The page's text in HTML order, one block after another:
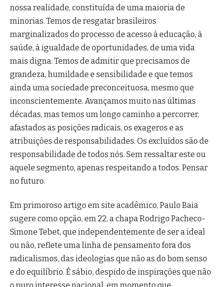
nossa realidade, constituída de uma maioria de
minorias. Temos de resgatar brasileiros
marginalizados do processo de acesso à educação, à
saúde, à igualdade de oportunidades, de uma vida
mais digna. Temos de admitir que precisamos de
grandeza, humildade e sensibilidade e que temos
ainda uma sociedade preconceituosa, mesmo que
inconscientemente. Avançamos muito nas últimas
décadas, mas temos um longo caminho a percorrer,
afastados as posições radicais, os exageros e as
atribuições de responsabilidades. Os excluídos são de
responsabilidade de todos nós. Sem ressaltar este ou
aquele segmento, apenas respeitando a todos. Pensar
no futuro.
Em primoroso artigo em site acadêmico, Paulo Baia
sugere como opção, em 22, a chapa Rodrigo Pacheco-
Simone Tebet, que independentemente de ser a ideal
ou não, reflete uma linha de pensamento fora dos
radicalismos, das ideologias que não as do bom senso
e do equilíbrio. É sábio, despido de inspirações que não